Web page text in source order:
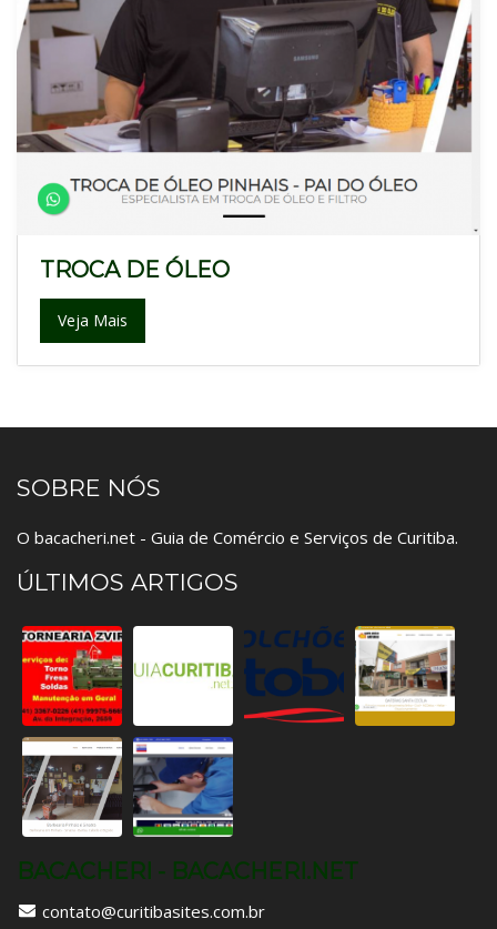
TROCA DE ÓLEO
Veja Mais
SOBRE NÓS
O bacacheri.net - Guia de Comércio e Serviços de Curitiba.
ÚLTIMOS ARTIGOS
BACACHERI - BACACHERI.NET
contato@curitibasites.com.br